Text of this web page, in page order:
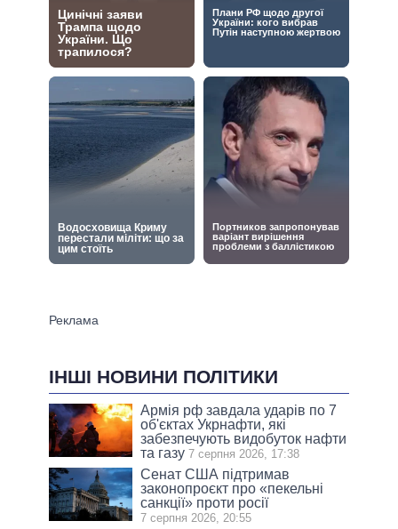
ІНШІ НОВИНИ ПОЛІТИКИ
Армія рф завдала ударів по 7
об'єктах Укрнафти, які
забезпечують видобуток нафти
та газу 7 серпня 2026, 17:38
Сенат США підтримав
законопроєкт про «пекельні
санкції» проти росії
7 серпня 2026, 20:55